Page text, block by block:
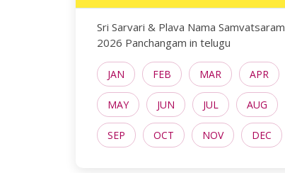
Sri Sarvari & Plava Nama Samvatsaram
2026 Panchangam in telugu
JAN FEB MAR APR
MAY JUN JUL AUG
SEP OCT NOV DEC